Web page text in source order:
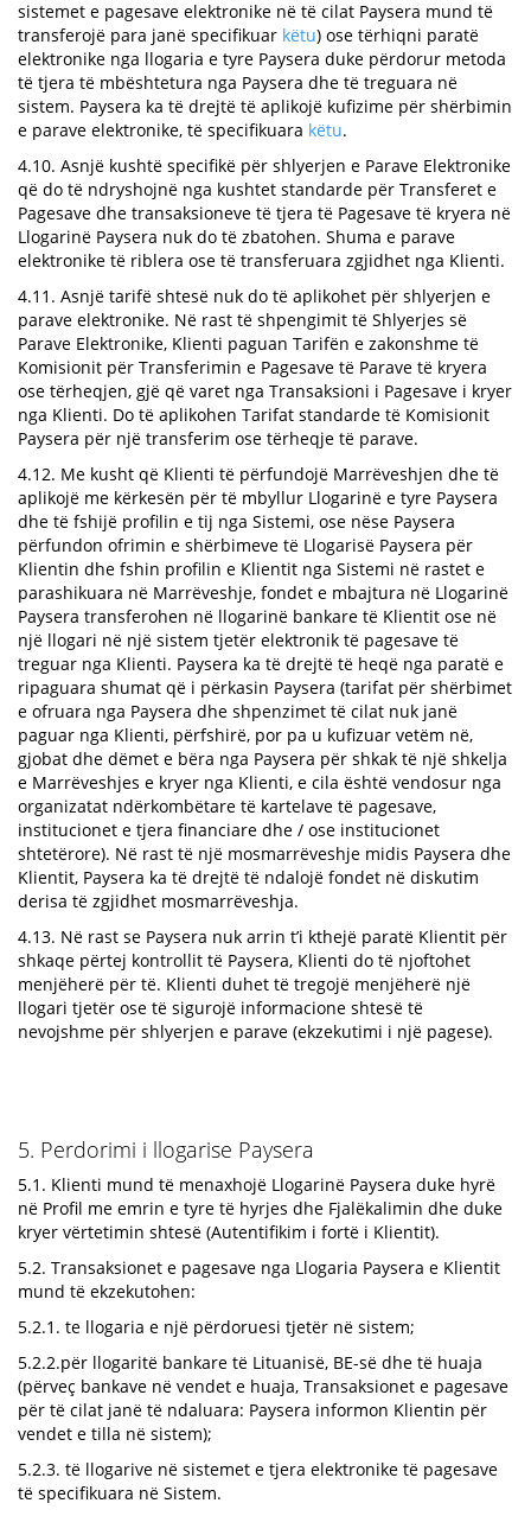
sistemet e pagesave elektronike në të cilat Paysera mund të
transferojë para janë specifikuar këtu) ose tërhiqni paratë
elektronike nga llogaria e tyre Paysera duke përdorur metoda
të tjera të mbështetura nga Paysera dhe të treguara në
sistem. Paysera ka të drejtë të aplikojë kufizime për shërbimin
e parave elektronike, të specifikuara këtu.
4.10. Asnjë kushtë specifikë për shlyerjen e Parave Elektronike
që do të ndryshojnë nga kushtet standarde për Transferet e
Pagesave dhe transaksioneve të tjera të Pagesave të kryera në
Llogarinë Paysera nuk do të zbatohen. Shuma e parave
elektronike të riblera ose të transferuara zgjidhet nga Klienti.
4.11. Asnjë tarifë shtesë nuk do të aplikohet për shlyerjen e
parave elektronike. Në rast të shpengimit të Shlyerjes së
Parave Elektronike, Klienti paguan Tarifën e zakonshme të
Komisionit për Transferimin e Pagesave të Parave të kryera
ose tërheqjen, gjë që varet nga Transaksioni i Pagesave i kryer
nga Klienti. Do të aplikohen Tarifat standarde të Komisionit
Paysera për një transferim ose tërheqje të parave.
4.12. Me kusht që Klienti të përfundojë Marrëveshjen dhe të
aplikojë me kërkesën për të mbyllur Llogarinë e tyre Paysera
dhe të fshijë profilin e tij nga Sistemi, ose nëse Paysera
përfundon ofrimin e shërbimeve të Llogarisë Paysera për
Klientin dhe fshin profilin e Klientit nga Sistemi në rastet e
parashikuara në Marrëveshje, fondet e mbajtura në Llogarinë
Paysera transferohen në llogarinë bankare të Klientit ose në
një llogari në një sistem tjetër elektronik të pagesave të
treguar nga Klienti. Paysera ka të drejtë të heqë nga paratë e
ripaguara shumat që i përkasin Paysera (tarifat për shërbimet
e ofruara nga Paysera dhe shpenzimet të cilat nuk janë
paguar nga Klienti, përfshirë, por pa u kufizuar vetëm në,
gjobat dhe dëmet e bëra nga Paysera për shkak të një shkelja
e Marrëveshjes e kryer nga Klienti, e cila është vendosur nga
organizatat ndërkombëtare të kartelave të pagesave,
institucionet e tjera financiare dhe / ose institucionet
shtetërore). Në rast të një mosmarrëveshje midis Paysera dhe
Klientit, Paysera ka të drejtë të ndalojë fondet në diskutim
derisa të zgjidhet mosmarrëveshja.
4.13. Në rast se Paysera nuk arrin t’i kthejë paratë Klientit për
shkaqe përtej kontrollit të Paysera, Klienti do të njoftohet
menjëherë për të. Klienti duhet të tregojë menjëherë një
llogari tjetër ose të sigurojë informacione shtesë të
nevojshme për shlyerjen e parave (ekzekutimi i një pagese).
5. Perdorimi i llogarise Paysera
5.1. Klienti mund të menaxhojë Llogarinë Paysera duke hyrë
në Profil me emrin e tyre të hyrjes dhe Fjalëkalimin dhe duke
kryer vërtetimin shtesë (Autentifikim i fortë i Klientit).
5.2. Transaksionet e pagesave nga Llogaria Paysera e Klientit
mund të ekzekutohen:
5.2.1. te llogaria e një përdoruesi tjetër në sistem;
5.2.2.për llogaritë bankare të Lituanisë, BE-së dhe të huaja
(përveç bankave në vendet e huaja, Transaksionet e pagesave
për të cilat janë të ndaluara: Paysera informon Klientin për
vendet e tilla në sistem);
5.2.3. të llogarive në sistemet e tjera elektronike të pagesave
të specifikuara në Sistem.